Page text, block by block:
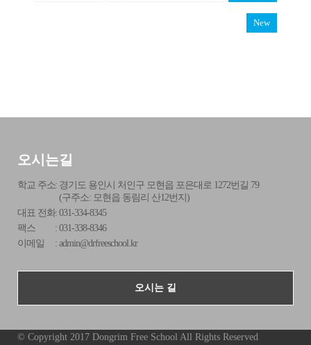
New
오시는길
학교 주소: 경기도 용인시 처인구 모현읍 포은대로 1272번길 79
(구주소: 모현읍 동림리 산12번지)
대표 전화: 031-334-8345
팩스
: 031-338-8346
이메일
: admin@drfreeschool.kr
오시는 길
© Copyright 2017 Dongrim Free School All Rights Reserved